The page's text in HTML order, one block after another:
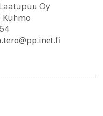
Oy
Kuhmo